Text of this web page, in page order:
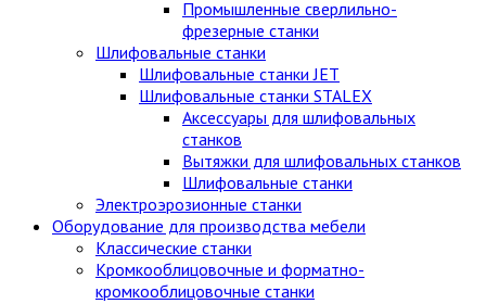
Промышленные сверлильно-
фрезерные станки
Шлифовальные станки
Шлифовальные станки JET
Шлифовальные станки STALEX
Аксессуары для шлифовальных
станков
Вытяжки для шлифовальных станков
Шлифовальные станки
Электроэрозионные станки
Оборудование для производства мебели
Классические станки
Кромкооблицовочные и форматно-
кромкооблицовочные станки